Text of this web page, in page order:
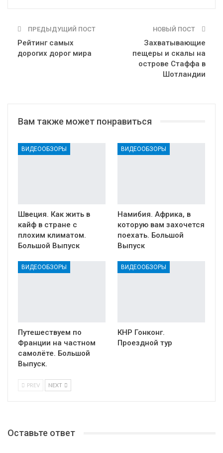
ПРЕДЫДУЩИЙ ПОСТ
Рейтинг самых
дорогих дорог мира
НОВЫЙ ПОСТ
Захватывающие
пещеры и скалы на
острове Стаффа в
Шотландии
Вам также может понравиться
ВИДЕООБЗОРЫ
Швеция. Как жить в
кайф в стране с
плохим климатом.
Большой Выпуск
ВИДЕООБЗОРЫ
Намибия. Африка, в
которую вам захочется
поехать. Большой
Выпуск
ВИДЕООБЗОРЫ
Путешествуем по
Франции на частном
самолёте. Большой
Выпуск.
ВИДЕООБЗОРЫ
КНР Гонконг.
Проездной тур
PREV NEXT
Оставьте ответ